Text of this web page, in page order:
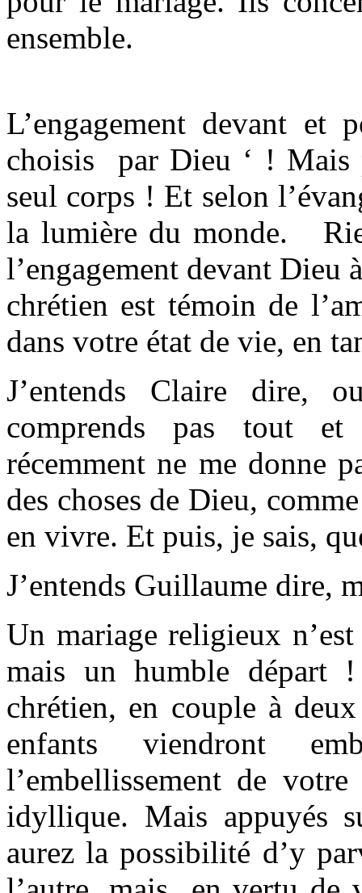
ensemble.
L’engagement devant et
choisis par Dieu ‘ ! Mais
seul corps ! Et selon
la lumière du monde.
l’engagement devant Dieu
chrétien est témoin de
dans votre état de vie, en
J’entends Claire dire,
comprends pas tout
récemment ne me donne
des choses de Dieu,
en vivre. Et puis, je sais,
J’entends Guillaume dire,
Un mariage religieux
mais un humble départ
chrétien, en couple à
enfants viendront
l’embellissement de
idyllique. Mais appuyés
aurez la possibilité d’y